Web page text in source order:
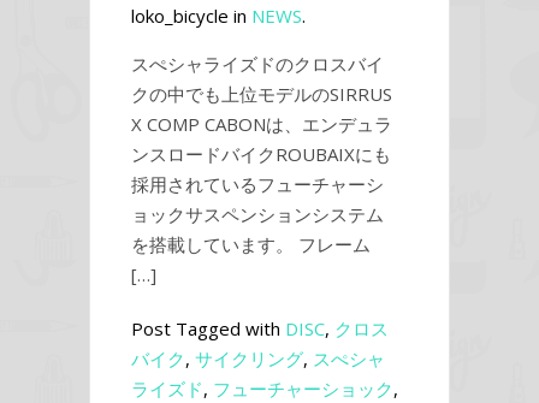
loko_bicycle in NEWS.
スぺシャライズドのクロスバイ
クの中でも上位モデルのSIRRUS
X COMP CABONは、エンデュラ
ンスロードバイクROUBAIXにも
採用されているフューチャーシ
ョックサスペンションシステム
を搭載しています。 フレーム
[…]
Post Tagged with DISC, クロス
バイク, サイクリング, スぺシャ
ライズド, フューチャーショック,